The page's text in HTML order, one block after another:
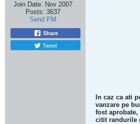
Join Date: Nov 2007
Posts: 3637
Send PM
Share
Tweet
In caz ca ati
vanzare pe
fost aprobate,
citit randurile